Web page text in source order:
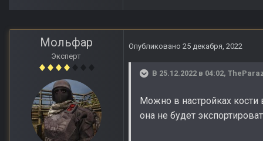
Мольфар
Эксперт
Опубликовано 25 декабря, 2022
В 25.12.2022 в 04:02,
Можно в настройках кости
она не будет